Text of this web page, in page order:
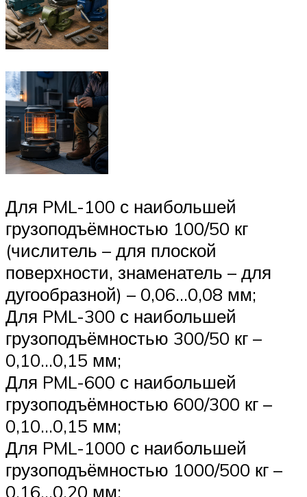
Для PML-100 с наибольшей
грузоподъёмностью 100/50 кг
(числитель – для плоской
поверхности, знаменатель – для
дугообразной) – 0,06…0,08 мм;
Для PML-300 с наибольшей
грузоподъёмностью 300/50 кг –
0,10…0,15 мм;
Для PML-600 с наибольшей
грузоподъёмностью 600/300 кг –
0,10…0,15 мм;
Для PML-1000 с наибольшей
грузоподъёмностью 1000/500 кг –
0,16…0,20 мм;